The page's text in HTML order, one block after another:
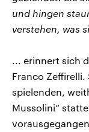
und hingen
verstehen, was
... erinnert sich
Franco Zeffirelli.
spielenden,
Mussolini“